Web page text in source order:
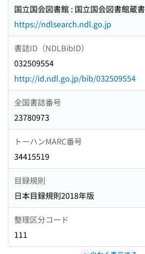
国立国会図書館 : 国立国会図書館蔵書
https://ndlsearch.ndl.go.jp
書誌ID（NDLBibID）
032509554
http://id.ndl.go.jp/bib/032509554
全国書誌番号
23780973
トーハンMARC番号
34415519
目録規則
日本目録規則2018年版
整理区分コード
111